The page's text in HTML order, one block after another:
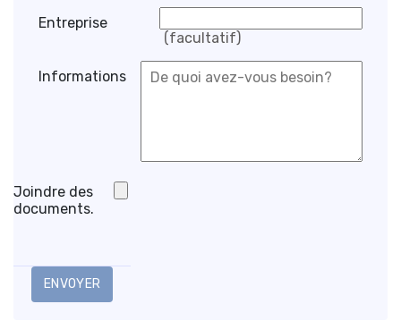
Entreprise
(facultatif)
Informations
Joindre des
documents.
ENVOYER